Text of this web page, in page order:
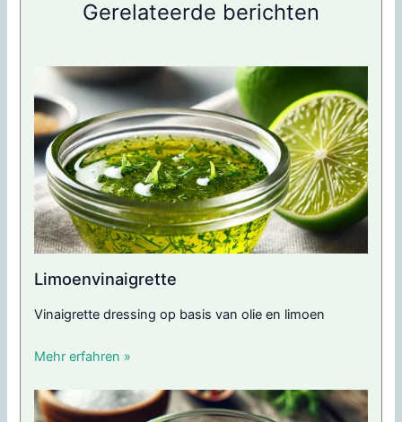
Gerelateerde berichten
Limoenvinaigrette
Vinaigrette dressing op basis van olie en limoen
Mehr erfahren »